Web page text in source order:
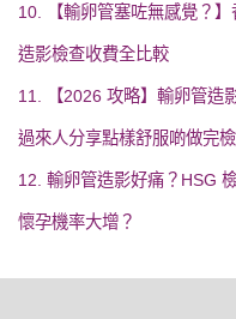
10. 【輸卵管塞咗無感覺？
造影檢查收費全比較
11. 【2026 攻略】輸卵管造
過來人分享點樣舒服啲做完
12. 輸卵管造影好痛？HSG
懷孕機率大增？